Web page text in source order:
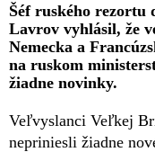
Šéf ruského rezortu
Lavrov vyhlásil, že
Nemecka a
na ruskom
žiadne novinky.
Veľvyslanci Veľkej
nepriniesli žiadne